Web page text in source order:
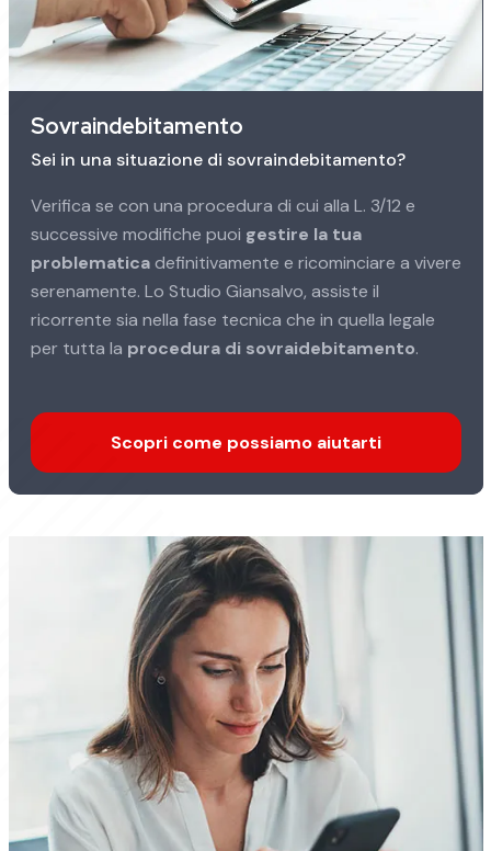
Sovraindebitamento
Sei in una situazione di sovraindebitamento?
Verifica se con una procedura di cui alla L. 3/12 e
successive modifiche puoi gestire la tua
problematicadefinitivamente e ricominciare a vivere
serenamente. Lo Studio Giansalvo, assiste il
ricorrente sia nella fase tecnica che in quella legale
per tutta la procedura di sovraidebitamento.
Scopri come possiamo aiutarti